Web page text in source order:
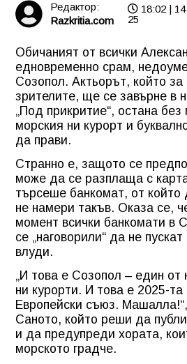
Редактор:
Razkritia.com
18:02 |
25
Обичаният от всички
едновременно срам,
Созопол. Актьорът, който
зрителите, ще се завърне в
„Под прикритие“, остана без
морския ни курорт и
да прави.
Странно е, защото се
може да се разплаща с
търсеше банкомат, от който
не намери такъв. Оказа се,
момент всички банкомати в
се „наговорили“ да не
влуди.
„И това е Созопол – един от
ни курорти. И това е 2025-
Европейски съюз.
Саното, който реши да
и да предупреди хората,
морското градче.